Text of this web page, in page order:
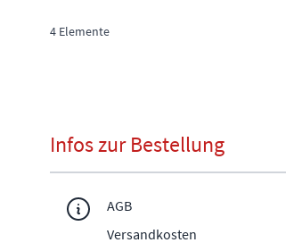
4 Elemente
Infos zur Bestellung
AGB
Versandkosten